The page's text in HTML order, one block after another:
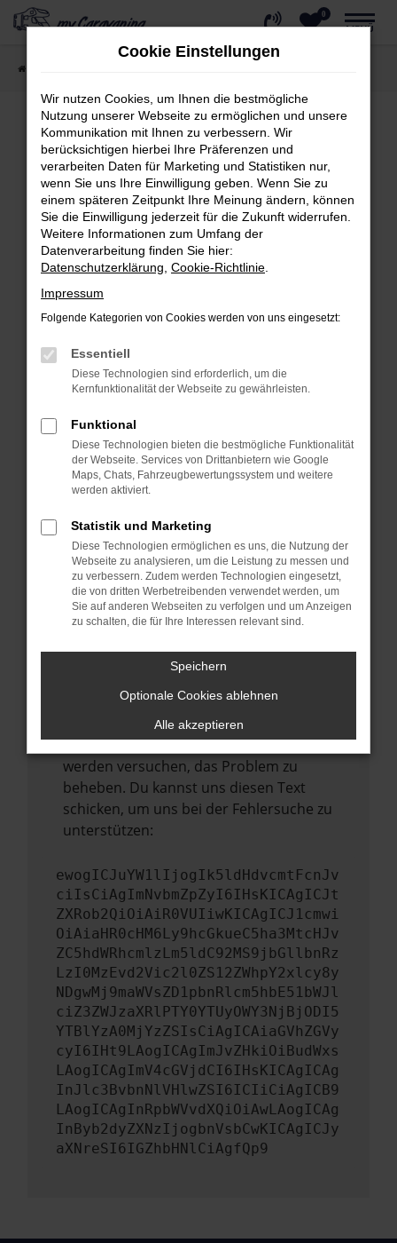
Zum
springen
0
MENÜ
Fehler: Network Error
Beim Laden ist ein Fehler aufgetreten.
Hier sind ein paar Tipps, die dir helfen können:
Überprüfe deine Firewall und deine
Internetverbindung.
Laden andere Webseiten, zum Beispiel
deine Suchmaschine?
Manche Erweiterungen, wie Werbeblocker,
können das Laden bestimmter Seiten
anderen Browser oder in einem privaten
Fenster?
Starte dein Gerät neu.
Das kann manchmal helfen,
vorübergehende Probleme zu beheben.
Stelle sicher, dass dein Browser und dein
Betriebssystem auf dem neuesten Stand
sind.
Veraltete Software birgt nicht nur ein
Sicherheitsrisiko, sondern kann auch dazu
führen, dass bestimmte Funktionen nicht
mehr unterstützt werden.
Wende dich an den Webseitenbetreiber.
Wenn du alle oben genannten Schritte
versucht hast, kontaktiere uns bitte. Wir
werden versuchen, das Problem zu
beheben. Du kannst uns diesen Text
schicken, um uns bei der Fehlersuche zu
unterstützen:
ewogICJuYW1lIjogIk5ldHdvcmtFcnJv
ciIsCiAgImNvbmZpZyI6IHsKICAgICJt
ZXRob2QiOiAiR0VUIiwKICAgICJ1cmwi
OiAiaHR0cHM6Ly9hcGkueC5ha3MtcHJv
ZC5hdWRhcmlzLm5ldC92MS9jbGllbnRz
LzI0MzEvd2Vic2l0ZS12ZWhpY2xlcy8y
NDgwMj9maWVsZD1pbnRlcm5hbE51bWJl
ciZ3ZWJzaXRlPTY0YTUyOWY3NjBjODI5
YTBlYzA0MjYzZSIsCiAgICAiaGVhZGVy
cyI6IHt9LAogICAgImJvZHkiOiBudWxs
LAogICAgImV4cGVjdCI6IHsKICAgICAg
InJlc3BvbnNlVHlwZSI6ICIiCiAgICB9
LAogICAgInRpbWVvdXQiOiAwLAogICAg
InByb2dyZXNzIjogbnVsbCwKICAgICJy
aXNreSI6IGZhbHNlCiAgfQp9
Cookie Einstellungen
Wir nutzen Cookies, um Ihnen die bestmögliche
Nutzung unserer Webseite zu ermöglichen und unsere
Kommunikation mit Ihnen zu verbessern. Wir
berücksichtigen hierbei Ihre Präferenzen und
verarbeiten Daten für Marketing und Statistiken nur,
wenn Sie uns Ihre Einwilligung geben. Wenn Sie zu
einem späteren Zeitpunkt Ihre Meinung ändern, können
Sie die Einwilligung jederzeit für die Zukunft widerrufen.
Weitere Informationen zum Umfang der
Datenverarbeitung finden Sie hier:
Datenschutzerklärung Cookie-Richtlinie
Impressum
Folgende Kategorien von Cookies werden von uns eingesetzt:
Essentiell
Diese Technologien sind erforderlich, um die
Kernfunktionalität der Webseite zu gewährleisten.
Funktional
Diese Technologien bieten die bestmögliche Funktionalität
der Webseite. Services von Drittanbietern wie Google
Maps, Chats, Fahrzeugbewertungssystem und weitere
werden aktiviert.
Statistik und Marketing
Diese Technologien ermöglichen es uns, die Nutzung der
Webseite zu analysieren, um die Leistung zu messen und
zu verbessern. Zudem werden Technologien eingesetzt,
die von dritten Werbetreibenden verwendet werden, um
Sie auf anderen Webseiten zu verfolgen und um Anzeigen
zu schalten, die für Ihre Interessen relevant sind.
Speichern
Optionale Cookies ablehnen
Alle akzeptieren